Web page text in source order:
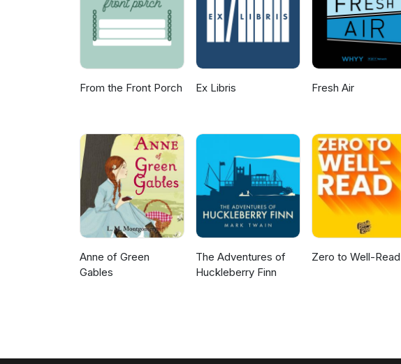
From the Front Porch Ex Libris Fresh Air
Anne of Green
Gables
The Adventures of
Huckleberry Finn
Zero to Well-Read